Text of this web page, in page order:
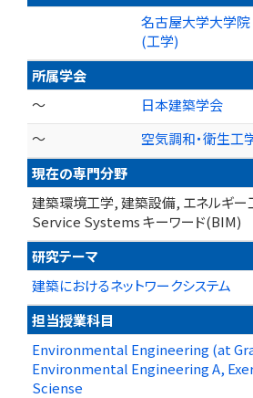
名古屋大学大学
(工学)
所属学会
～
日本建築学会
～
空気調和・衛生工
現在の専門分野
建築環境工学, 建築設備, エネルギ
Service Systems キーワード(BIM)
研究テーマ
建築におけるネットワークシステム
担当授業科目
Environmental Engineering (at
Environmental Engineering A,
Sciense